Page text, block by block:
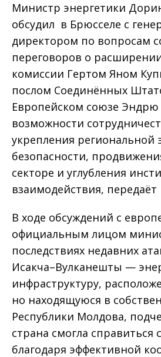
Министр энергетики
обсудил в Брюсселе с
директором по вопросам
переговоров о
комиссии Гертом Яном
послом Соединённых
Европейском союзе
возможности
укрепления региональной
безопасности,
секторе и углубления
взаимодействия,
В ходе обсуждений с
официальным лицом
последствиях недавних
Исакча–Вулканешты —
инфраструктуру,
но находящуюся в
Республики Молдова,
страна смогла справиться
благодаря эффективной